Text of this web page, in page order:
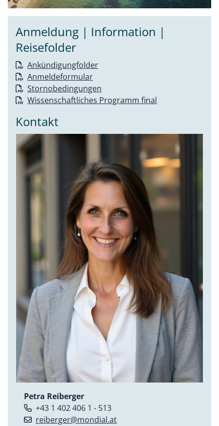
Anmeldung | Information |
Reisefolder
Ankündigungfolder
Anmeldeformular
Stornobedingungen
Wissenschaftliches Programm final
Kontakt
Petra Reiberger
+43 1 402 406 1 - 513
reiberger@mondial.at